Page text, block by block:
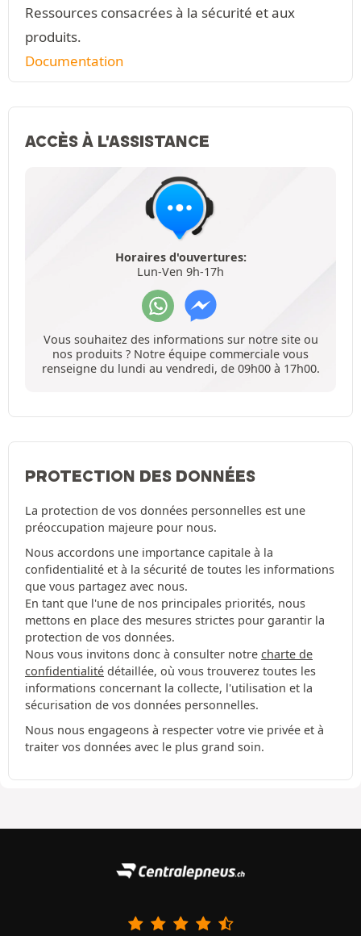
Ressources consacrées à la sécurité et aux
produits.
Documentation
ACCÈS À L'ASSISTANCE
Horaires d'ouvertures:
Lun-Ven 9h-17h
Vous souhaitez des informations sur notre site ou
nos produits ? Notre équipe commerciale vous
renseigne du lundi au vendredi, de 09h00 à 17h00.
PROTECTION DES DONNÉES
La protection de vos données personnelles est une
préoccupation majeure pour nous.
Nous accordons une importance capitale à la
confidentialité et à la sécurité de toutes les informations
que vous partagez avec nous.
En tant que l'une de nos principales priorités, nous
mettons en place des mesures strictes pour garantir la
protection de vos données.
Nous vous invitons donc à consulter notre charte de
confidentialité détaillée, où vous trouverez toutes les
informations concernant la collecte, l'utilisation et la
sécurisation de vos données personnelles.
Nous nous engageons à respecter votre vie privée et à
traiter vos données avec le plus grand soin.